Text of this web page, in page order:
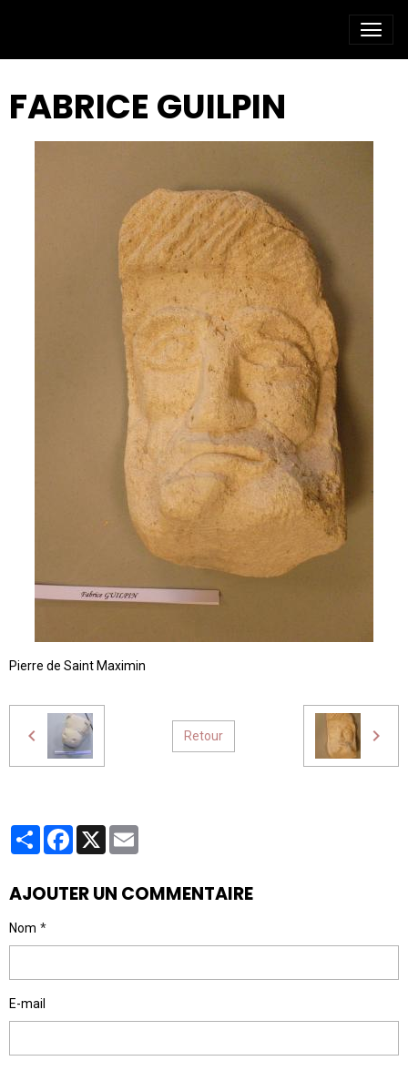
FABRICE GUILPIN
Pierre de Saint Maximin
Retour
PartagerFacebook
X
AJOUTER UN COMMENTAIRE
Nom
E-mail